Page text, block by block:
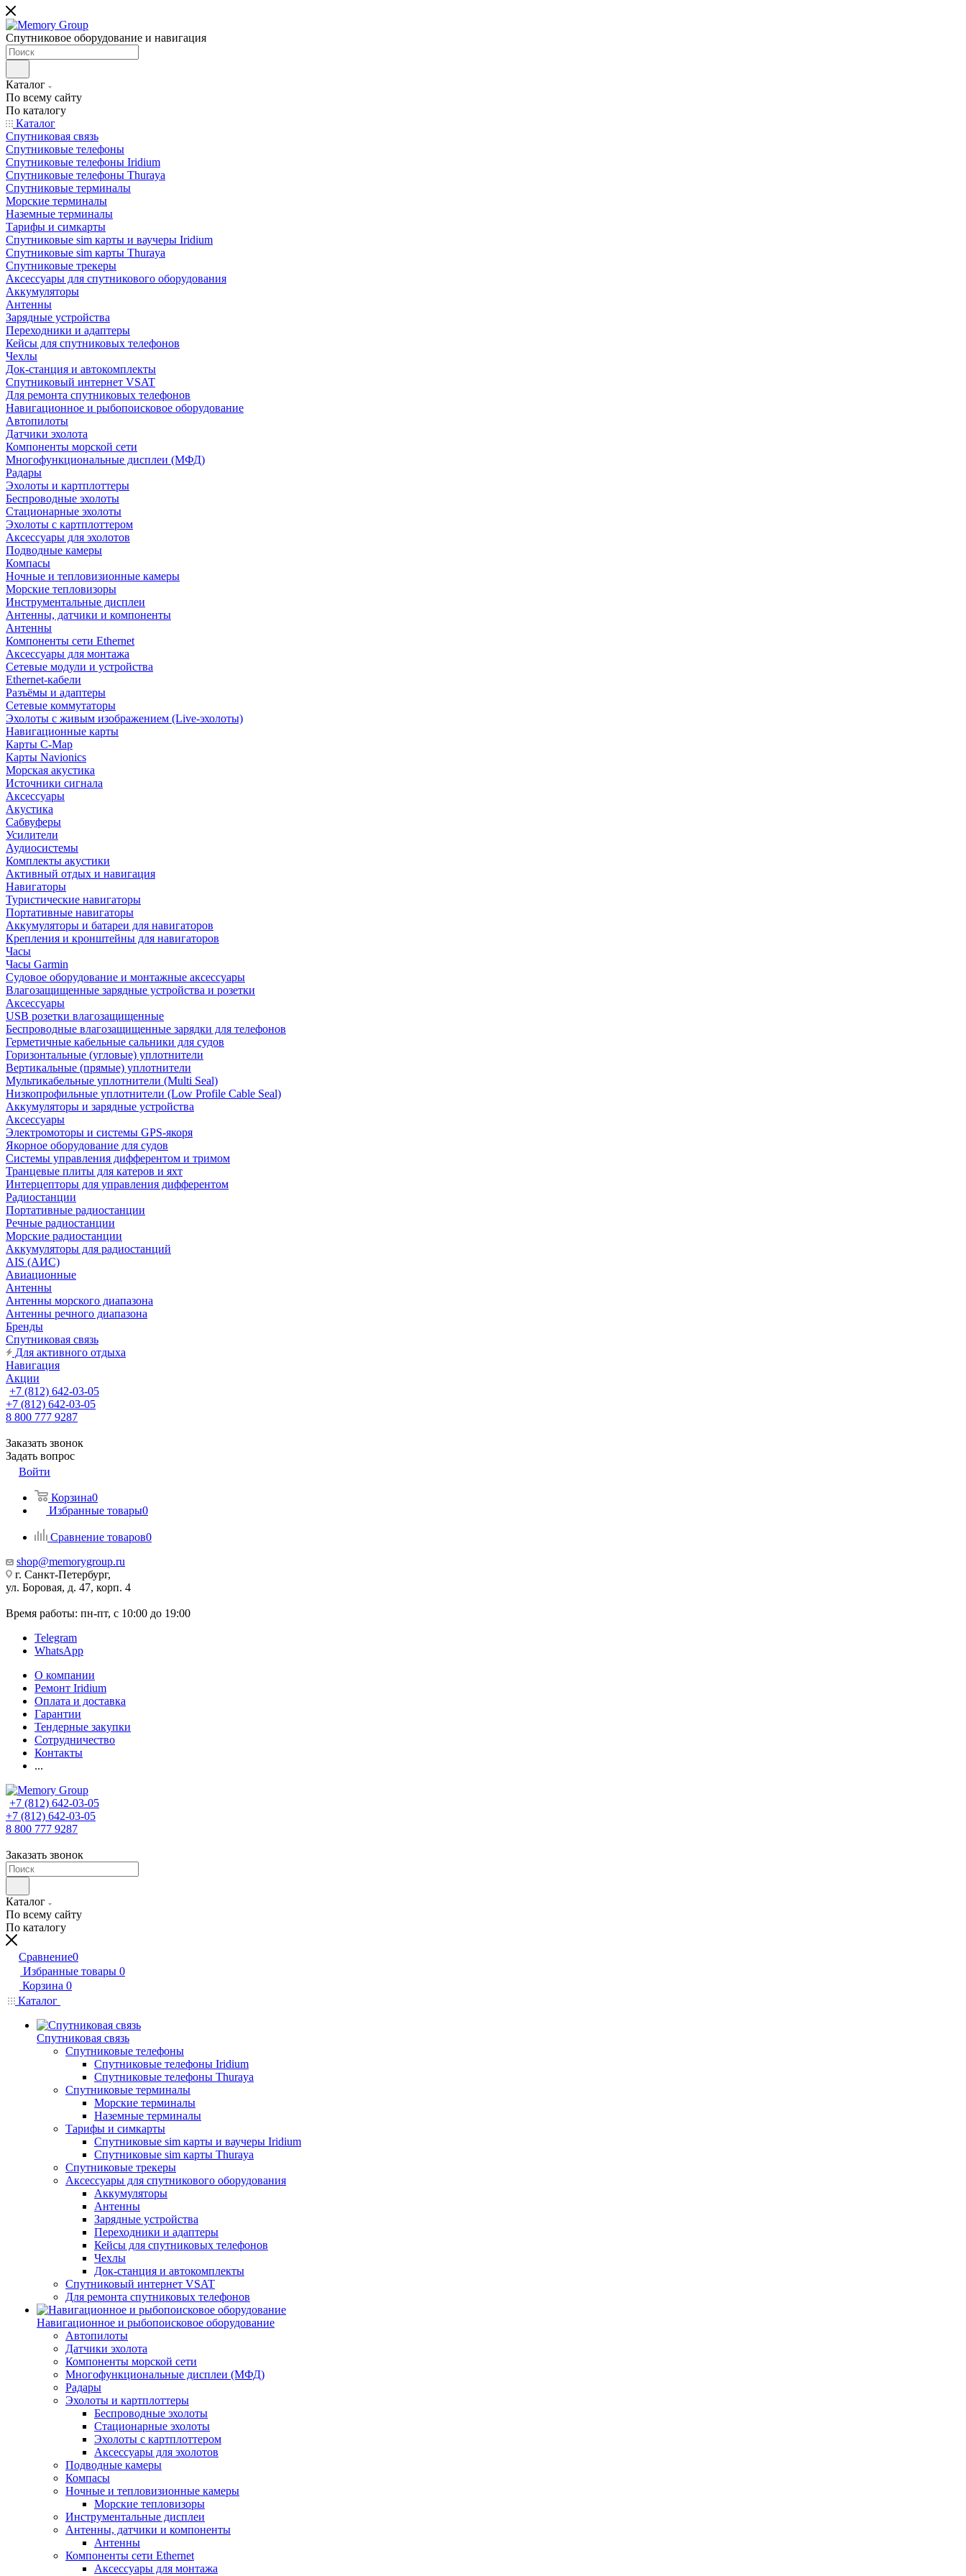
Спутниковое оборудование и навигация
Каталог
По всему сайту
По каталогу
Каталог
Спутниковая связь
Спутниковые телефоны
Спутниковые телефоны Iridium
Спутниковые телефоны Thuraya
Спутниковые терминалы
Морские терминалы
Наземные терминалы
Тарифы и симкарты
Спутниковые sim карты и ваучеры Iridium
Спутниковые sim карты Thuraya
Спутниковые трекеры
Аксессуары для спутникового оборудования
Аккумуляторы
Антенны
Зарядные устройства
Переходники и адаптеры
Кейсы для спутниковых телефонов
Чехлы
Док-станция и автокомплекты
Спутниковый интернет VSAT
Для ремонта спутниковых телефонов
Навигационное и рыбопоисковое оборудование
Автопилоты
Датчики эхолота
Компоненты морской сети
Многофункциональные дисплеи (МФД)
Радары
Эхолоты и картплоттеры
Беспроводные эхолоты
Стационарные эхолоты
Эхолоты с картплоттером
Аксессуары для эхолотов
Подводные камеры
Компасы
Ночные и тепловизионные камеры
Морские тепловизоры
Инструментальные дисплеи
Антенны, датчики и компоненты
Антенны
Компоненты сети Ethernet
Аксессуары для монтажа
Сетевые модули и устройства
Ethernet-кабели
Разъёмы и адаптеры
Сетевые коммутаторы
Эхолоты с живым изображением (Live-эхолоты)
Навигационные карты
Карты C-Map
Карты Navionics
Морская акустика
Источники сигнала
Аксессуары
Акустика
Сабвуферы
Усилители
Аудиосистемы
Комплекты акустики
Активный отдых и навигация
Навигаторы
Туристические навигаторы
Портативные навигаторы
Аккумуляторы и батареи для навигаторов
Крепления и кронштейны для навигаторов
Часы
Часы Garmin
Судовое оборудование и монтажные аксессуары
Влагозащищенные зарядные устройства и розетки
Аксессуары
USB розетки влагозащищенные
Беспроводные влагозащищенные зарядки для телефонов
Герметичные кабельные сальники для судов
Горизонтальные (угловые) уплотнители
Вертикальные (прямые) уплотнители
Мультикабельные уплотнители (Multi Seal)
Низкопрофильные уплотнители (Low Profile Cable Seal)
Аккумуляторы и зарядные устройства
Аксессуары
Электромоторы и системы GPS-якоря
Якорное оборудование для судов
Системы управления дифферентом и тримом
Транцевые плиты для катеров и яхт
Интерцепторы для управления дифферентом
Радиостанции
Портативные радиостанции
Речные радиостанции
Морские радиостанции
Аккумуляторы для радиостанций
AIS (АИС)
Авиационные
Антенны
Антенны морского диапазона
Антенны речного диапазона
Бренды
Спутниковая связь
Для активного отдыха
Навигация
Акции
+7 (812) 642-03-05
+7 (812) 642-03-05
8 800 777 9287
Заказать звонок
Задать вопрос
Войти
Корзина0
Избранные товары0
Сравнение товаров0
shop@memorygroup.ru
г. Санкт-Петербург,
ул. Боровая, д. 47, корп. 4
Время работы: пн-пт, с 10:00 до 19:00
Telegram
WhatsApp
О компании
Ремонт Iridium
Оплата и доставка
Гарантии
Тендерные закупки
Сотрудничество
Контакты
...
+7 (812) 642-03-05
+7 (812) 642-03-05
8 800 777 9287
Заказать звонок
Каталог
По всему сайту
По каталогу
Сравнение0
Избранные товары 0
Корзина 0
Каталог
Спутниковая связь
Спутниковые телефоны
Спутниковые телефоны Iridium
Спутниковые телефоны Thuraya
Спутниковые терминалы
Морские терминалы
Наземные терминалы
Тарифы и симкарты
Спутниковые sim карты и ваучеры Iridium
Спутниковые sim карты Thuraya
Спутниковые трекеры
Аксессуары для спутникового оборудования
Аккумуляторы
Антенны
Зарядные устройства
Переходники и адаптеры
Кейсы для спутниковых телефонов
Чехлы
Док-станция и автокомплекты
Спутниковый интернет VSAT
Для ремонта спутниковых телефонов
Навигационное и рыбопоисковое оборудование
Автопилоты
Датчики эхолота
Компоненты морской сети
Многофункциональные дисплеи (МФД)
Радары
Эхолоты и картплоттеры
Беспроводные эхолоты
Стационарные эхолоты
Эхолоты с картплоттером
Аксессуары для эхолотов
Подводные камеры
Компасы
Ночные и тепловизионные камеры
Морские тепловизоры
Инструментальные дисплеи
Антенны, датчики и компоненты
Антенны
Компоненты сети Ethernet
Аксессуары для монтажа